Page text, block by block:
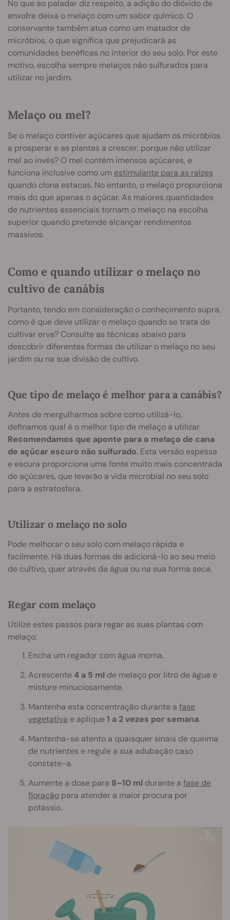
No que ao paladar diz respeito, a adição do dióxido de
enxofre deixa o melaço com um sabor químico. O
conservante também atua como um matador de
micróbios, o que significa que prejudicará as
comunidades benéficas no interior do seu solo. Por este
motivo, escolha sempre melaços não sulfurados para
utilizar no jardim.
Melaço ou mel?
Se o melaço contiver açúcares que ajudam os micróbios
a prosperar e as plantas a crescer, porque não utilizar
mel ao invés? O mel contém imensos açúcares, e
funciona inclusive como um estimulante para as raízes
quando clona estacas. No entanto, o melaço proporciona
mais do que apenas o açúcar. As maiores quantidades
de nutrientes essenciais tornam o melaço na escolha
superior quando pretende alcançar rendimentos
massivos.
Como e quando utilizar o melaço no
cultivo de canábis
Portanto, tendo em consideração o conhecimento supra,
como é que deve utilizar o melaço quando se trata de
cultivar erva? Consulte as técnicas abaixo para
descobrir diferentes formas de utilizar o melaço no seu
jardim ou na sua divisão de cultivo.
Que tipo de melaço é melhor para a canábis?
Antes de mergulharmos sobre como utilizá-lo,
definamos qual é o melhor tipo de melaço a utilizar.
Recomendamos que aponte para o melaço de cana
de açúcar escuro não sulfurado. Esta versão espessa
e escura proporciona uma fonte muito mais concentrada
de açúcares, que levarão a vida microbial no seu solo
para a estratosfera.
Utilizar o melaço no solo
Pode melhorar o seu solo com melaço rápida e
facilmente. Há duas formas de adicioná-lo ao seu meio
de cultivo, quer através da água ou na sua forma seca.
Regar com melaço
Utilize estes passos para regar as suas plantas com
melaço:
Encha um regador com água morna.
Acrescente 4 a 5 ml de melaço por litro de água e
misture minuciosamente.
Mantenha esta concentração durante a fase
vegetativa e aplique1 a 2 vezes por semana.
Mantenha-se atento a quaisquer sinais de queima
de nutrientes e regule a sua adubação caso
constate-a.
Aumente a dose para 8–10 ml durante a fase de
floração para atender a maior procura por
potássio.